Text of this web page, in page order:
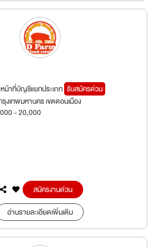
หน้าที่บัญชีแยกประเภท รับสมัครด่วน
รุงเทพมหานคร เขตดอนเมือง
- 20,000
สมัครงานด่วน
อ่านรายละเอียดเพิ่มเติม